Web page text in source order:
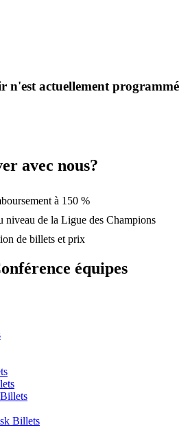
n'est actuellement programmé
avec nous?
à 150 %
niveau de la Ligue des Champions
de billets et prix
équipes
Billets